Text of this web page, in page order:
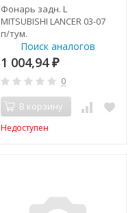
Фонарь задн. L
MITSUBISHI LANCER 03-07
п/тум.
Поиск аналогов
1 004,94 ₽
0
В корзину
Недоступен